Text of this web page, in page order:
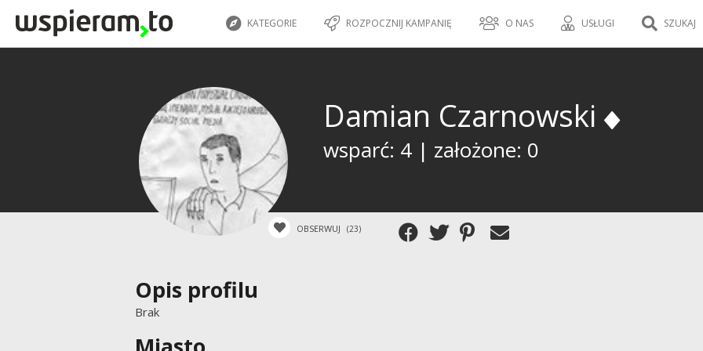
KATEGORIE ROZPOCZNIJ KAMPANIĘ O NAS USŁUGI SZUKAJ
Damian Czarnowski
wsparć: 4 | założone: 0
OBSERWUJ (23)
Opis profilu
Brak